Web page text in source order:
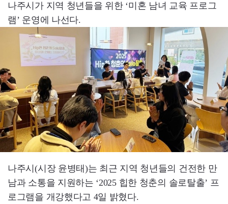
나주시가 지역 청년들을 위한 ‘미혼 남녀 교육 프로그
램’ 운영에 나선다.
나주시(시장 윤병태)는 최근 지역 청년들의 건전한 만
남과 소통을 지원하는 ‘2025 힙한 청춘의 솔로탈출’ 프
로그램을 개강했다고 4일 밝혔다.